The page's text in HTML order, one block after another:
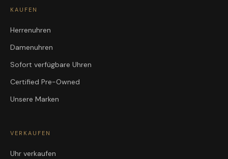
KAUFEN
Herrenuhren
Damenuhren
Sofort verfügbare Uhren
Certified Pre-Owned
Unsere Marken
VERKAUFEN
Uhr verkaufen